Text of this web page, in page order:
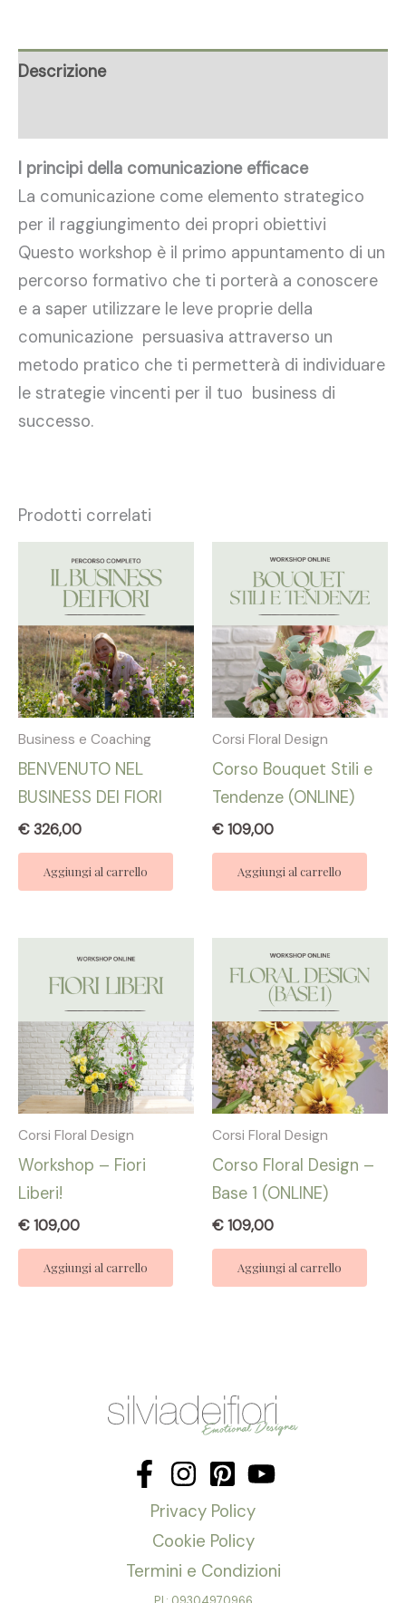
Descrizione
I principi della comunicazione efficace
La comunicazione come elemento strategico
per il raggiungimento dei propri obiettivi
Questo workshop è il primo appuntamento di un
percorso formativo che ti porterà a conoscere
e a saper utilizzare le leve proprie della
comunicazione persuasiva attraverso un
metodo pratico che ti permetterà di individuare
le strategie vincenti per il tuo business di
successo.
Prodotti correlati
Business e Coaching
BENVENUTO NEL
BUSINESS DEI FIORI
€326,00
Aggiungi al carrello
Corsi Floral Design
Corso Bouquet Stili e
Tendenze (ONLINE)
€109,00
Aggiungi al carrello
Corsi Floral Design
Workshop – Fiori
Liberi!
€109,00
Aggiungi al carrello
Corsi Floral Design
Corso Floral Design –
Base 1 (ONLINE)
€109,00
Aggiungi al carrello
Privacy Policy
Cookie Policy
Termini e Condizioni